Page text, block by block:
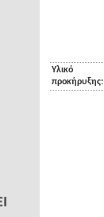
Υλικό
προκήρυξης: